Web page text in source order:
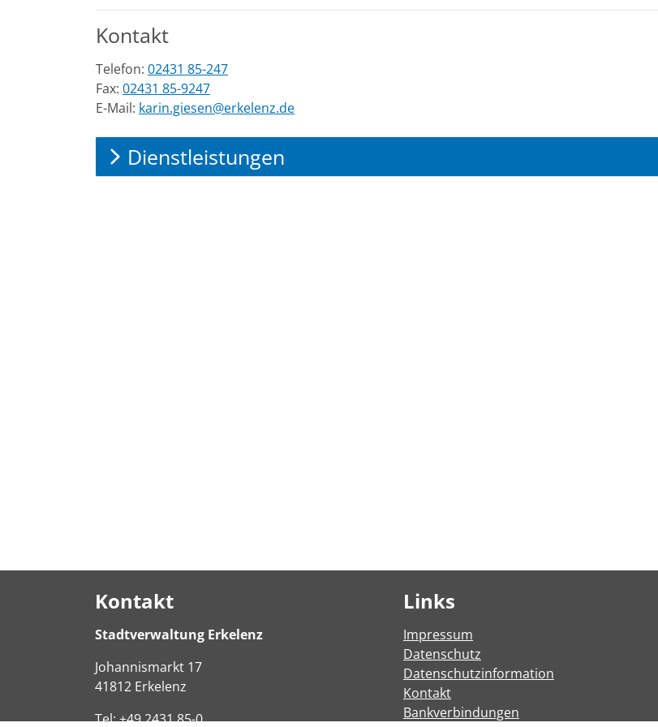
Kontakt
Telefon: 02431 85-247
Fax: 02431 85-9247
E-Mail: karin.giesen@erkelenz.de
Dienstleistungen
Kontakt
Stadtverwaltung Erkelenz
Johannismarkt 17
41812 Erkelenz
Tel:+49 2431 85-0
Links
Impressum
Datenschutz
Datenschutzinformation
Kontakt
Bankverbindungen